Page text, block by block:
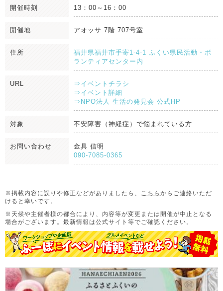
開催時刻 13：00～16：00
開催地 アオッサ 7階 707号室
住所
福井県福井市手寄1-4-1 ふくい県民活動・ボ
ランティアセンター内
URL
⇒イベントチラシ
⇒イベント詳細
⇒NPO法人 生活の発見会 公式HP
対象 不安障害（神経症）で悩まれている方
お問い合わせ
金具 信明
090-7085-0365
※掲載内容に誤りや修正などがありましたら、 こちら からご連絡いただ
けると幸いです。
※天候や主催者様の都合により、内容等が変更または開催が中止となる
場合がございます。 最新情報は公式サイト等でご確認ください。